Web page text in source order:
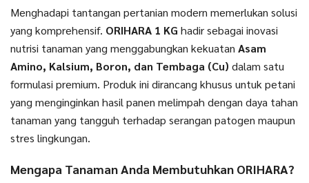
Menghadapi tantangan pertanian modern memerlukan solusi
yang komprehensif. ORIHARA 1 KG hadir sebagai inovasi
nutrisi tanaman yang menggabungkan kekuatan Asam
Amino, Kalsium, Boron, dan Tembaga (Cu) dalam satu
formulasi premium. Produk ini dirancang khusus untuk petani
yang menginginkan hasil panen melimpah dengan daya tahan
tanaman yang tangguh terhadap serangan patogen maupun
stres lingkungan.
Mengapa Tanaman Anda Membutuhkan ORIHARA?